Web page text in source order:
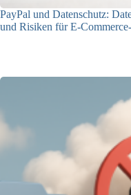
PayPal und Datenschutz:
und Risiken für E-